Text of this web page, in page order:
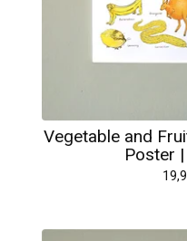
Vegetable and
Poster